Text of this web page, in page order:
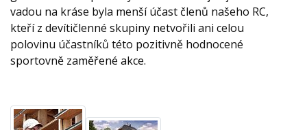
vadou na kráse byla menší účast členů našeho RC,
kteří z devítičlenné skupiny netvořili ani celou
polovinu účastníků této pozitivně hodnocené
sportovně zaměřené akce.